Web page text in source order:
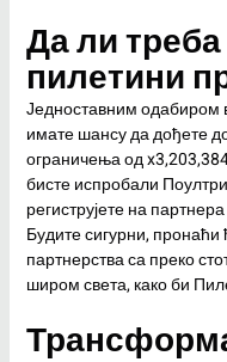
Да ли
пилетини
Једноставним одабиром
имате шансу да дођете
ограничења од
бисте испробали
региструјете на
Будите сигурни,
партнерства са преко
широм света, како би